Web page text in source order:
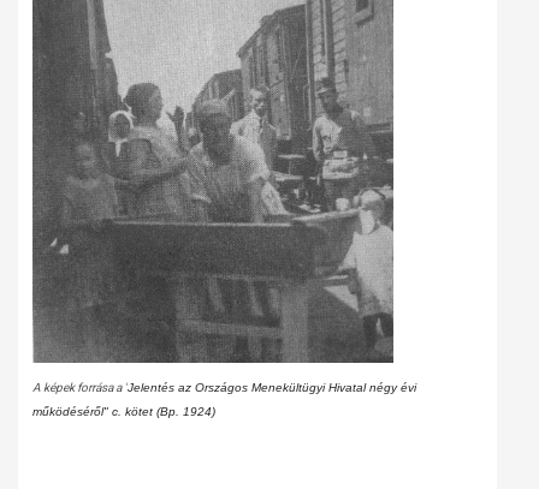
A képek forrása a "Jelentés az Országos Menekültügyi Hivatal négy évi
működéséről" c. kötet (Bp. 1924)